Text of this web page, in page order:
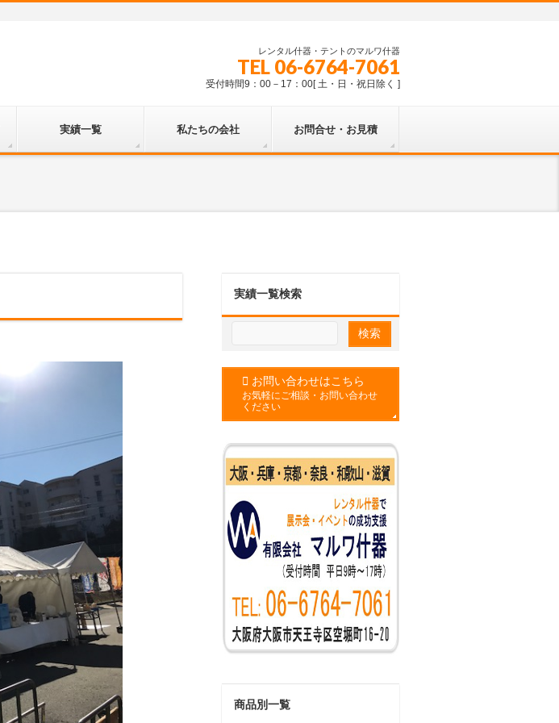
レンタル什器・テントのマルワ什器
TEL 06-6764-7061
受付時間9：00－17：00[ 土・日・祝日除く ]
実績一覧 私たちの会社 お問合せ・お見積
実績一覧検索
お問い合わせはこちら
お気軽にご相談・お問い合わせ
ください
商品別一覧